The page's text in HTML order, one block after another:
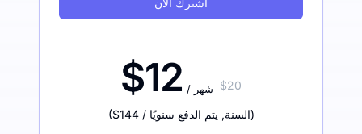
اشترك الآن
$12 / شهر $20
($144 / السنة, يتم الدفع سنويًا )